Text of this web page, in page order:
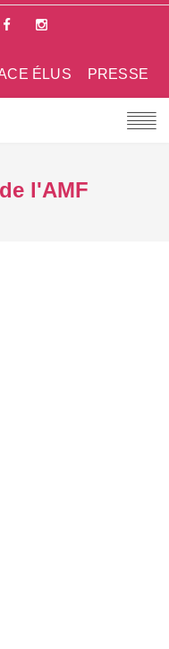
PRESSE
ÉLUS
l'AMF